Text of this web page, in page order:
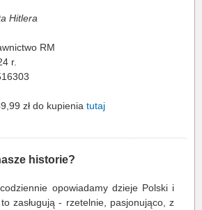
Hitlera
RM
r.
zł do kupienia tutaj
historie?
opowiadamy dzieje Polski i
zasługują - rzetelnie, pasjonująco, z